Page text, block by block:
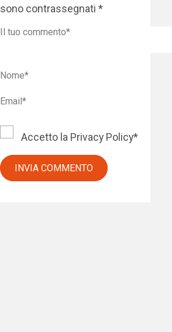
sono contrassegnati*
Accetto la Privacy Policy*